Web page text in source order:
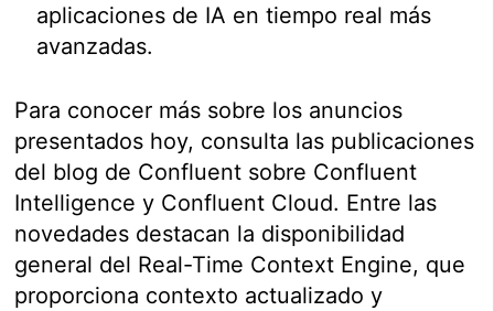
aplicaciones de IA en tiempo real más
avanzadas.
Para conocer más sobre los anuncios
presentados hoy, consulta las publicaciones
del blog de Confluent sobre Confluent
Intelligence y Confluent Cloud. Entre las
novedades destacan la disponibilidad
general del Real-Time Context Engine, que
proporciona contexto actualizado y